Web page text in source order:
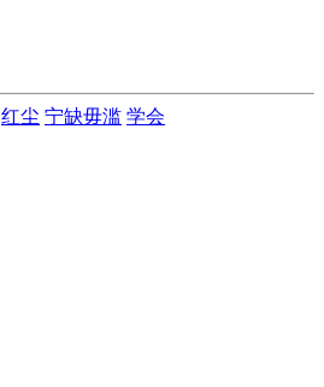
红尘 宁缺毋滥 学会